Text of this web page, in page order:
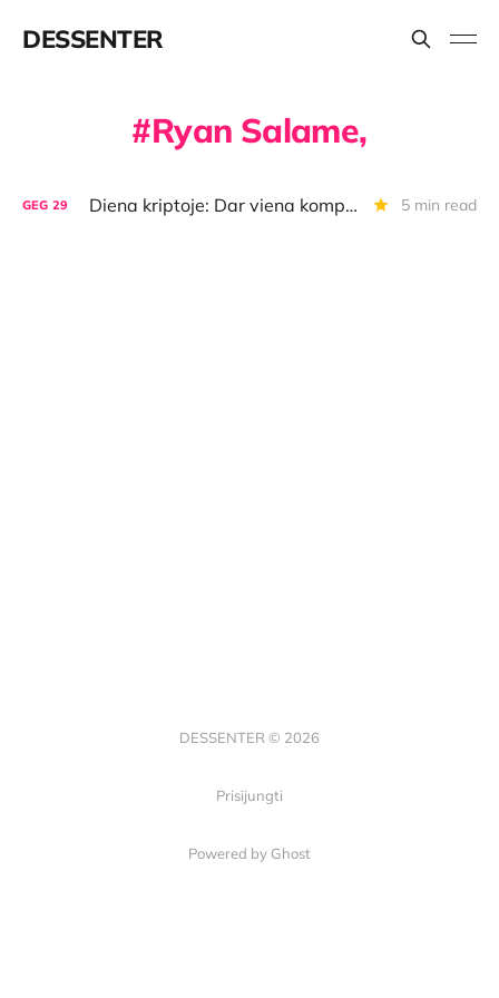
DESSENTER
Ryan Salame,
GEG 29 Diena kriptoje: Dar viena kompanija išnaudojo BTC strategiją, prarastų ir atgautų BTC istorija, piniginių naujienos 5 min read
DESSENTER © 2026
Prisijungti
Powered by Ghost